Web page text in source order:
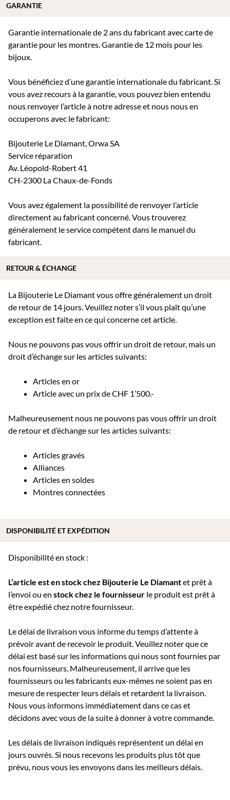
Garantie internationale de 2 ans du fabricant avec carte de
garantie pour les montres. Garantie de 12 mois pour les
bijoux.
Vous bénéficiez d’une garantie internationale du fabricant. Si
vous avez recours à la garantie, vous pouvez bien entendu
nous renvoyer l’article à notre adresse et nous nous en
occuperons avec le fabricant:
Bijouterie Le Diamant, Orwa SA
Service réparation
Av. Léopold-Robert 41
CH-2300 La Chaux-de-Fonds
Vous avez également la possibilité de renvoyer l’article
directement au fabricant concerné. Vous trouverez
généralement le service compétent dans le manuel du
fabricant.
La Bijouterie Le Diamant vous offre généralement un droit
de retour de 14 jours. Veuillez noter s’il vous plaît qu’une
exception est faite en ce qui concerne cet article.
Nous ne pouvons pas vous offrir un droit de retour, mais un
droit d’échange sur les articles suivants:
Articles en or
Article avec un prix de CHF 1’500.-
Malheureusement nous ne pouvons pas vous offrir un droit
de retour et d’échange sur les articles suivants:
Articles gravés
Alliances
Articles en soldes
Montres connectées
Disponibilité en stock :
L’article est en stock chez Bijouterie Le Diamantet prêt à
l’envoi ou en stock chez le fournisseur le produit est prêt à
être expédié chez notre fournisseur.
Le délai de livraison vous informe du temps d’attente à
prévoir avant de recevoir le produit. Veuillez noter que ce
délai est basé sur les informations qui nous sont fournies par
nos fournisseurs. Malheureusement, il arrive que les
fournisseurs ou les fabricants eux-mêmes ne soient pas en
mesure de respecter leurs délais et retardent la livraison.
Nous vous informons immédiatement dans ce cas et
décidons avec vous de la suite à donner à votre commande.
Les délais de livraison indiqués représentent un délai en
jours ouvrés. Si nous recevons les produits plus tôt que
prévu, nous vous les envoyons dans les meilleurs délais.
GARANTIE
RETOUR & ÉCHANGE
DISPONIBILITÉ ET EXPÉDITION